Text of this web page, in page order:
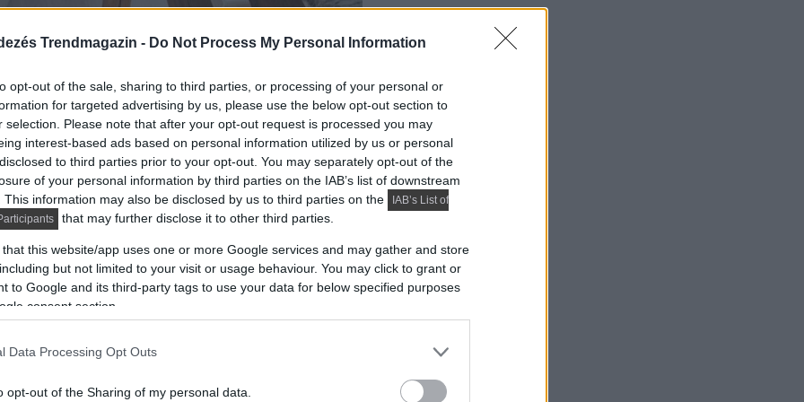
Trendmagazin - Do Not Process My Personal Information
opt-out of the sale, sharing to third parties, or processing of your personal or
for targeted advertising by us, please use the below opt-out section to
selection. Please note that after your opt-out request is processed you may
interest-based ads based on personal information utilized by us or personal
to third parties prior to your opt-out. You may separately opt-out of the
of your personal information by third parties on the IAB’s list of downstream
This information may also be disclosed by us to third parties on the
IAB’s List of
that may further disclose it to other third parties.
that this website/app uses one or more Google services and may gather and store
but not limited to your visit or usage behaviour. You may click to grant or
to Google and its third-party tags to use your data for below specified purposes
consent section.
Data Processing Opt Outs
opt-out of the Sharing of my personal data.
a tervezők - stílusában alapvetően a skandináv
DETAILS
kétszintes lakás –